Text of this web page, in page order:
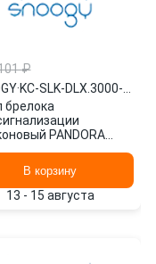
₽
·
брелока
PANDORA
GR SNOOGY
В корзину
13 - 15 августа